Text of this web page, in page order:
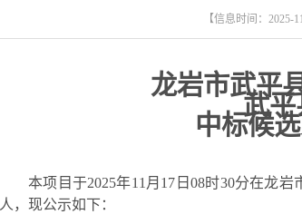
【信息时间：2025-
龙岩市武平
武平
中标候
本项目于2025年11 月 17 日 08时30分在龙岩
人，现公示如下：